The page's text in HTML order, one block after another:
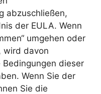
abzuschließen,
der EULA. Wenn
umgehen oder
wird davon
dieser
Wenn Sie der
Sie die